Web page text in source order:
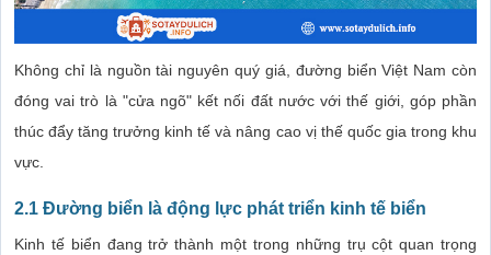
Không chỉ là nguồn tài nguyên quý giá, đường biển Việt Nam còn
đóng vai trò là "cửa ngõ" kết nối đất nước với thế giới, góp phần
thúc đẩy tăng trưởng kinh tế và nâng cao vị thế quốc gia trong khu
vực.
2.1 Đường biển là động lực phát triển kinh tế biển
Kinh tế biển đang trở thành một trong những trụ cột quan trọng